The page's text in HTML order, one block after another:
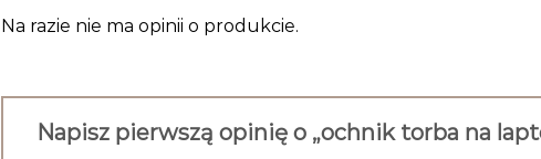
Na razie nie ma opinii o produkcie.
Napisz pierwszą opinię o „ochnik torba na